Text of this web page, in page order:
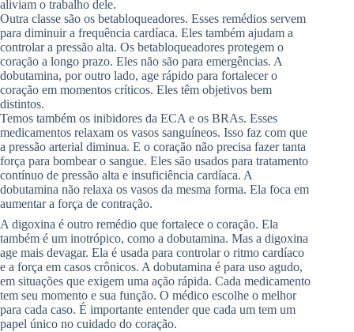
aliviam o trabalho dele.
Outra classe são os betabloqueadores. Esses remédios servem
para diminuir a frequência cardíaca. Eles também ajudam a
controlar a pressão alta. Os betabloqueadores protegem o
coração a longo prazo. Eles não são para emergências. A
dobutamina, por outro lado, age rápido para fortalecer o
coração em momentos críticos. Eles têm objetivos bem
distintos.
Temos também os inibidores da ECA e os BRAs. Esses
medicamentos relaxam os vasos sanguíneos. Isso faz com que
a pressão arterial diminua. E o coração não precisa fazer tanta
força para bombear o sangue. Eles são usados para tratamento
contínuo de pressão alta e insuficiência cardíaca. A
dobutamina não relaxa os vasos da mesma forma. Ela foca em
aumentar a força de contração.
A digoxina é outro remédio que fortalece o coração. Ela
também é um inotrópico, como a dobutamina. Mas a digoxina
age mais devagar. Ela é usada para controlar o ritmo cardíaco
e a força em casos crônicos. A dobutamina é para uso agudo,
em situações que exigem uma ação rápida. Cada medicamento
tem seu momento e sua função. O médico escolhe o melhor
para cada caso. É importante entender que cada um tem um
papel único no cuidado do coração.